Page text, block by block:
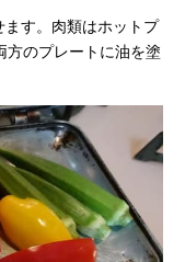
す。肉類はホットプ
方のプレートに油を塗